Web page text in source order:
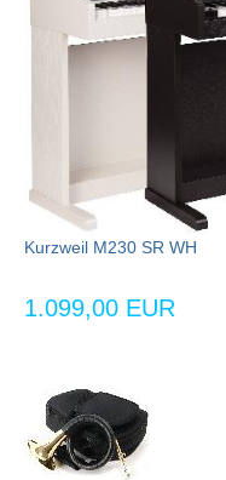
Kurzweil M230 SR WH
1.099,00 EUR